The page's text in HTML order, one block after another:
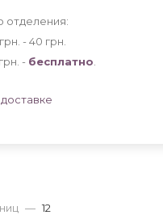
— 12
отделения:
- 40 грн
- бесплатно